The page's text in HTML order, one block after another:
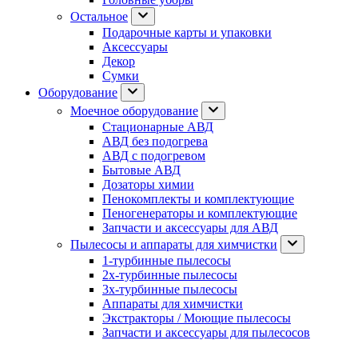
Остальное
Подарочные карты и упаковки
Аксессуары
Декор
Сумки
Оборудование
Моечное оборудование
Стационарные АВД
АВД без подогрева
АВД с подогревом
Бытовые АВД
Дозаторы химии
Пенокомплекты и комплектующие
Пеногенераторы и комплектующие
Запчасти и аксессуары для АВД
Пылесосы и аппараты для химчистки
1-турбинные пылесосы
2х-турбинные пылесосы
3х-турбинные пылесосы
Аппараты для химчистки
Экстракторы / Моющие пылесосы
Запчасти и аксессуары для пылесосов